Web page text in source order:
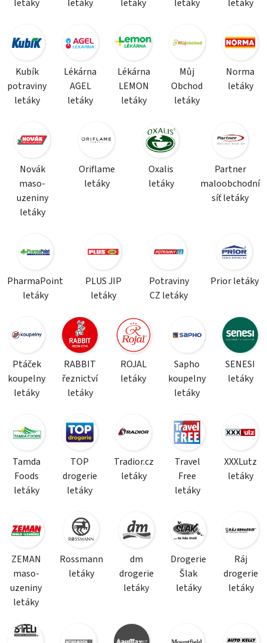
letáky letáky letáky letáky letáky
Kubík
potraviny
letáky
Lékárna
AGEL
letáky
Lékárna
LEMON
letáky
Můj
Obchod
letáky
Norma
letáky
Novák
maso-
uzeniny
letáky
Oriflame
letáky
Oxalis
letáky
Partner
maloobchodní
síť letáky
PharmaPoint
letáky
PLUS JIP
letáky
Potraviny
CZ letáky
Prior letáky
Ptáček
koupelny
letáky
RABBIT
řeznictví
letáky
ROJAL
letáky
Sapho
koupelny
letáky
SENESI
letáky
Tamda
Foods
letáky
TOP
drogerie
letáky
Tradior.cz
letáky
Travel
Free
letáky
XXXLutz
letáky
ZEMAN
maso-
uzeniny
letáky
Rossmann
letáky
dm
drogerie
letáky
Drogerie
Šlak
letáky
Ráj
drogerie
letáky